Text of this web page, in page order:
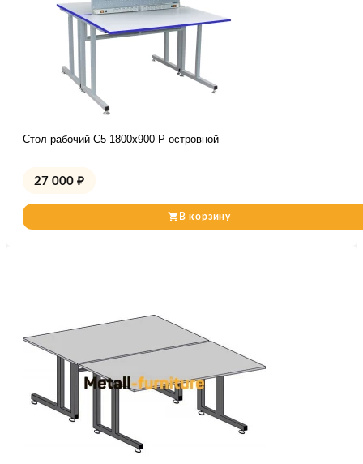
Стол рабочий С5-1800х900 Р островной
27 000 ₽
В корзину